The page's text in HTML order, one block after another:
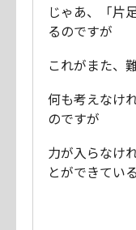
じゃあ、「片
るのですが
これがまた、
何も考えなけ
のですが
力が入らなけ
とができてい